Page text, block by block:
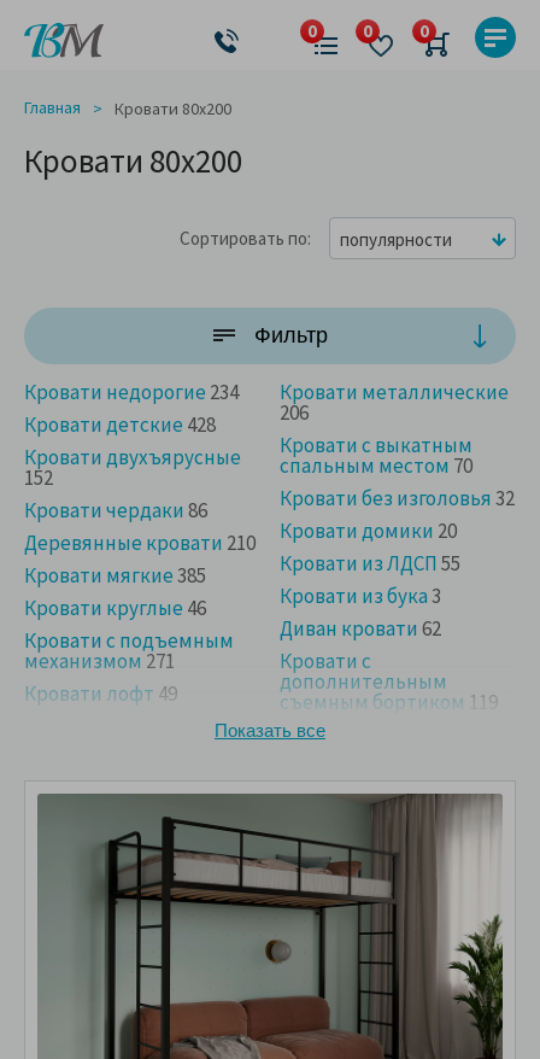
Главная Кровати 80x200
Кровати 80x200
Сортировать по популярности
Фильтр
Кровати недорогие 234
Кровати детские 428
Кровати двухъярусные
152
Кровати чердаки 86
Деревянные кровати 210
Кровати мягкие385
Кровати круглые 46
Кровати с подъемным
механизмом 271
Кровати лофт 49
104
Кровати металлические
206
Кровати с выкатным
спальным местом 70
Кровати без изголовья 32
Кровати домики 20
Кровати из ЛДСП 55
Кровати из бука3
Диван кровати 62
Кровати с
дополнительным
съемным бортиком 119
Показать все